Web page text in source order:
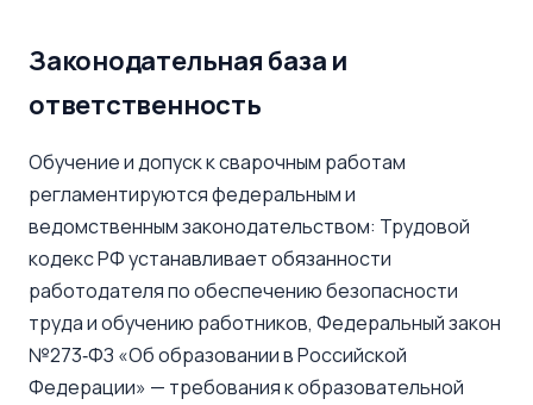
Законодательная база и
ответственность
Обучение и допуск к сварочным работам
регламентируются федеральным и
ведомственным законодательством: Трудовой
кодекс РФ устанавливает обязанности
работодателя по обеспечению безопасности
труда и обучению работников, Федеральный закон
№273‑ФЗ «Об образовании в Российской
Федерации» — требования к образовательной